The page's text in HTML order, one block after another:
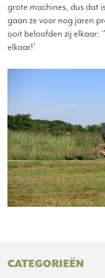
grote machines, dus dat
gaan ze voor nog jaren
ooit beloofden zij elkaar:
elkaar!’
CATEGORIEËN